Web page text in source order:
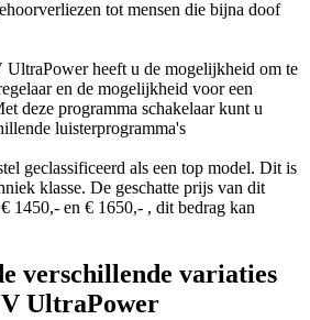
tot mensen die bijna doof
heeft u de mogelijkheid om te
en de mogelijkheid voor een
deze programma schakelaar kunt u
luisterprogramma's
geclassificeerd als een top model. Dit is
klasse. De geschatte prijs van dit
1450,- en € 1650,- , dit bedrag kan
verschillende variaties
V UltraPower